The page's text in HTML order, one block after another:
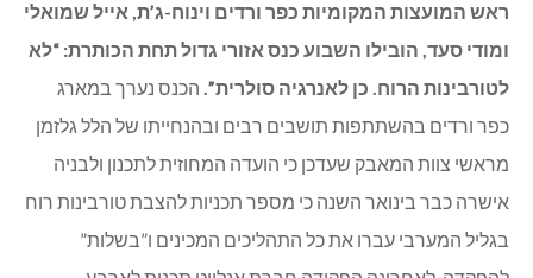
ראש המועצות המקומיות כפר ורדים וינוח-ג’ת, אייל שמואלי
ומודי סעד, הובילו השבוע כנס אזורי גדול תחת הכותרת: “לא
לטורבינות הרוח. כן לאנרגיה סולרית”. הכנס נערך במארג
כפר ורדים בהשתתפות תושבים רבים ובהנחייתו של הלל גלזמן
מראשי צוות המאבק שעדכן כי הועדה המחוזית לתכנון ולבניה
אישרה כבר בינואר השנה כי מספר תכניות להצבת טורבינות רוח
בגליל המערבי עברו את כל התהליכים המכינים ו”בשלות”